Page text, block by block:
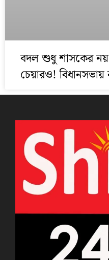
বদল শুধু শাসকের নয়,
চেয়ারও!